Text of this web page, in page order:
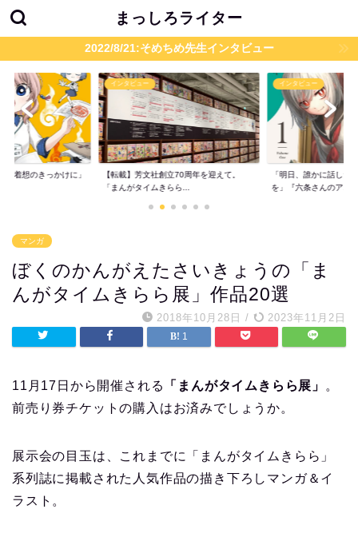
まっしろライター
2022/8/21:そめちめ先生インタビュー
が着想のきっかけに」
インタビュー
【転載】芳文社創立70周年を迎えて。
「まんがタイムきらら...
インタビュー
「明日、誰かに話した
を」『六条さんのア...
マンガ
ぼくのかんがえたさいきょうの「ま
んがタイムきらら展」作品20選
2018年10月28日 / 2023年11月2日
1
11月17日から開催される 「まんがタイムきらら展」
。
前売り券チケットの購入はお済みでしょうか。
展示会の目玉は、これまでに「まんがタイムきらら」
系列誌に掲載された人気作品の描き下ろしマンガ＆イ
ラスト。